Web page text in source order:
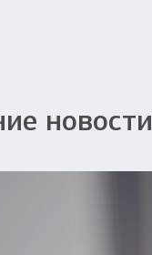
новости